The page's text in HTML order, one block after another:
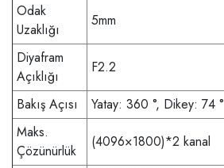
Odak
Uzaklığı
5mm
Diyafram
Açıklığı
F2.2
Bakış Açısı
Yatay: 360 °, Dikey: 74 °
Maks.
Çözünürlük
(4096×1800)*2 kanal